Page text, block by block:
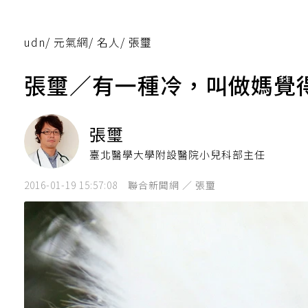
udn/ 元氣網/ 名人/ 張璽
張璽／有一種冷，叫做媽覺
張璽
臺北醫學大學附設醫院小兒科部主任
2016-01-19 15:57:08 聯合新聞網 ／ 張璽